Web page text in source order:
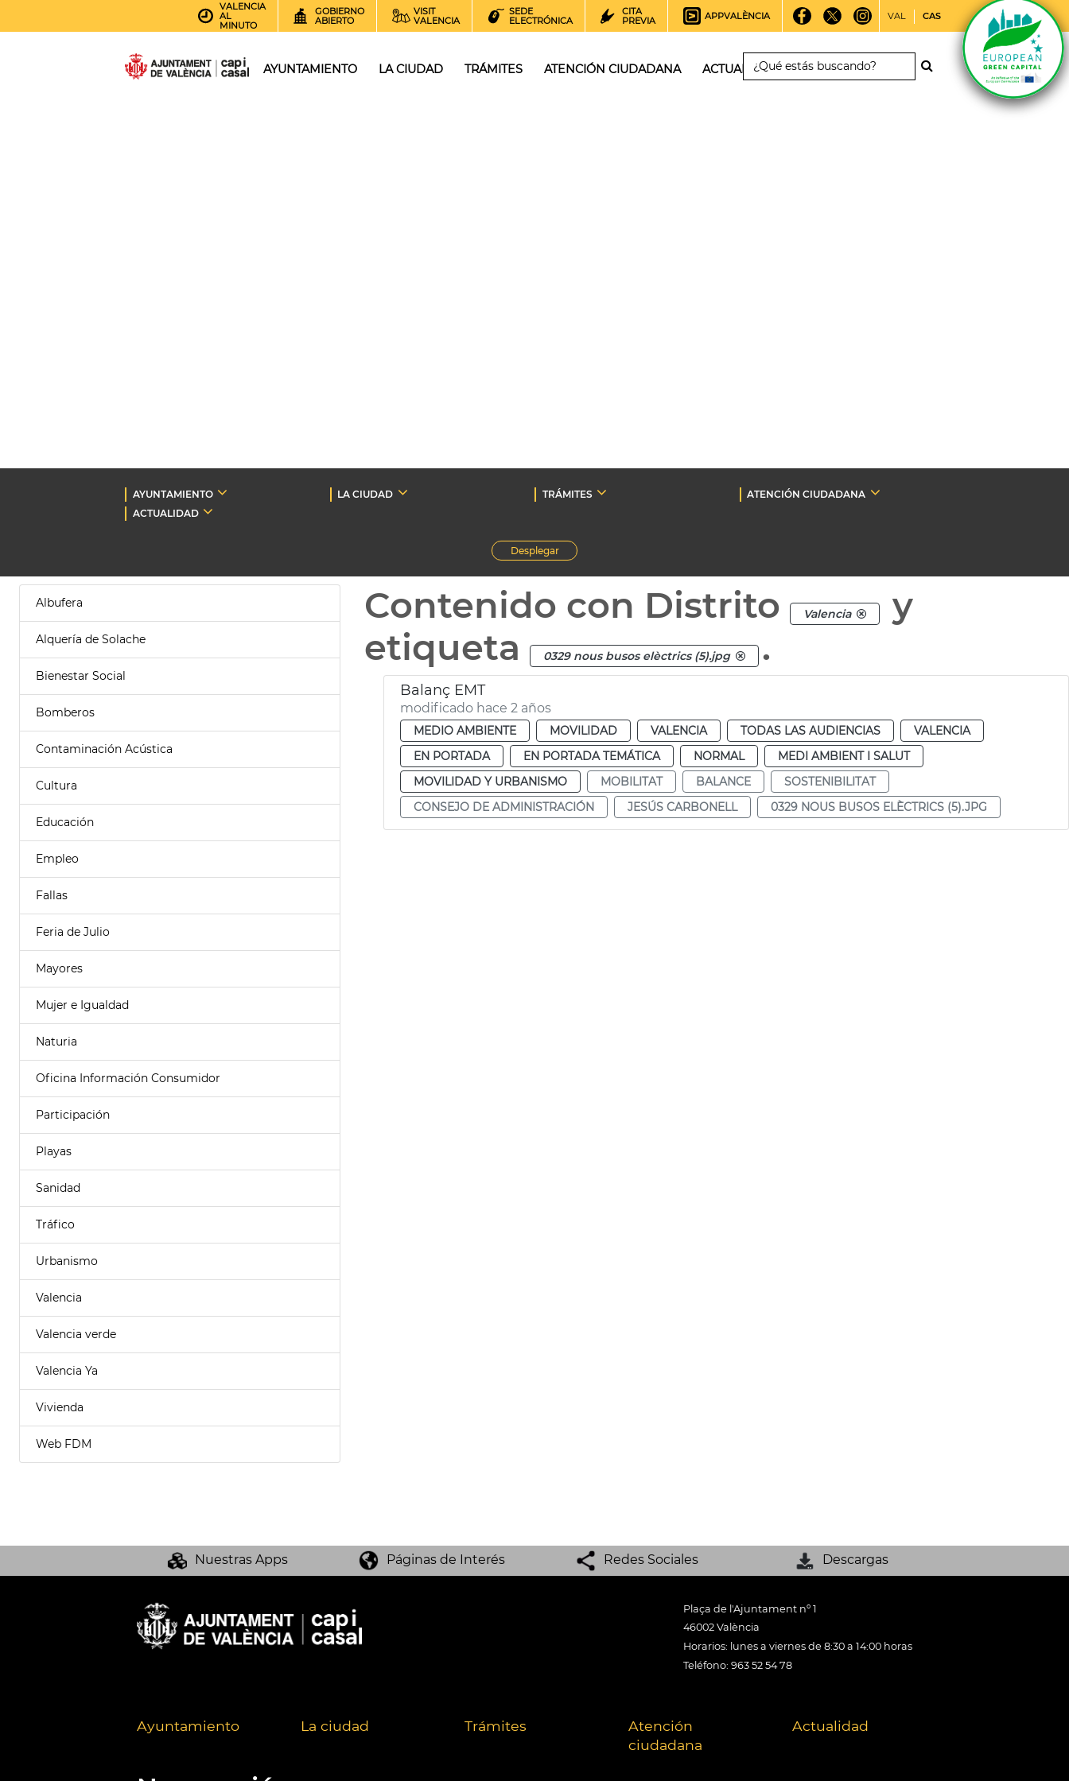
VALENCIA
AL
MINUTO
GOBIERNO
ABIERTO
VISIT
VALENCIA
SEDE
ELECTRÓNICA
CITA
PREVIA
APPVALÈNCIA VAL CAS
AYUNTAMIENTO LA CIUDAD TRÁMITES ATENCIÓN CIUDADANA ACTUALIDAD
AYUNTAMIENTO LA CIUDAD TRÁMITES
ATENCIÓN CIUDADANA
ACTUALIDAD
Desplegar
Albufera
Alquería de Solache
Bienestar Social
Bomberos
Contaminación Acústica
Cultura
Educación
Empleo
Fallas
Feria de Julio
Mayores
Mujer e Igualdad
Naturia
Oficina Información Consumidor
Participación
Playas
Sanidad
Tráfico
Urbanismo
Valencia
Valencia verde
Valencia Ya
Vivienda
Web FDM
Contenido con Distrito Valencia
y
etiqueta
0329 nous busos elèctrics (5).jpg .
Balanç EMT
modificado hace 2 años
MEDIO AMBIENTE MOVILIDAD VALENCIA TODAS LAS AUDIENCIAS
VALENCIA
EN PORTADA
EN PORTADA TEMÁTICA NORMAL
MEDI AMBIENT I SALUT
MOVILIDAD Y URBANISMO
MOBILITAT BALANCE
SOSTENIBILITAT
CONSEJO DE ADMINISTRACIÓN
JESÚS CARBONELL 0329 NOUS BUSOS ELÈCTRICS (5).JPG
Nuestras Apps Páginas de Interés Redes Sociales Descargas
Plaça de l'Ajuntament nº 1
46002 València
Horarios: lunes a viernes de 8:30 a 14:00 horas
Teléfono: 963 52 54 78
Ayuntamiento La ciudad Trámites
Atención
ciudadana
Actualidad